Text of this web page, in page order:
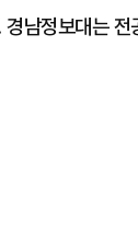
남정보대는